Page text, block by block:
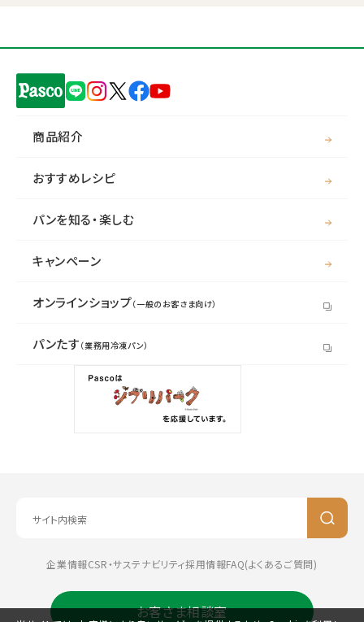
商品紹介
おすすめレシピ
パンを知る・楽しむ
キャンペーン
オンラインショップ（一般のお客さま向け）
パンたす （業務用冷凍パン）
企業情報CSR・サステナビリティ採用情報FAQ(よくあるご質問)
お客さま相談室